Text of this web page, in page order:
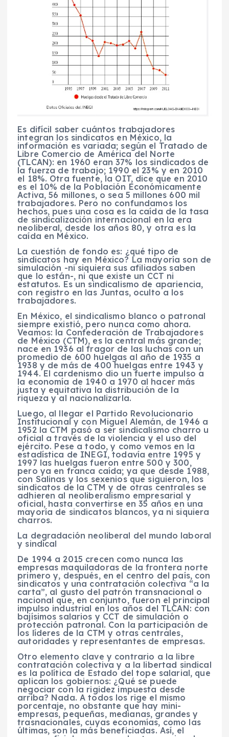
Es difícil saber cuántos trabajadores
integran los sindicatos en México, la
información es variada; según el Tratado de
Libre Comercio de América del Norte
(TLCAN): en 1960 eran 37% los sindicados de
la fuerza de trabajo; 1990 el 23% y en 2010
el 18%. Otra fuente, la OIT, dice que en 2010
es el 10% de la Población Económicamente
Activa, 56 millones, o sea 5 millones 600 mil
trabajadores. Pero no confundamos los
hechos, pues una cosa es la caída de la tasa
de sindicalización internacional en la era
neoliberal, desde los años 80, y otra es la
caída en México.
La cuestión de fondo es: ¿qué tipo de
sindicatos hay en México? La mayoría son de
simulación -ni siquiera sus afiliados saben
que lo están-, ni que existe un CCT ni
estatutos. Es un sindicalismo de apariencia,
con registro en las Juntas, oculto a los
trabajadores.
En México, el sindicalismo blanco o patronal
siempre existió, pero nunca como ahora.
Veamos: la Confederación de Trabajadores
de México (CTM), es la central más grande;
nace en 1936 al fragor de las luchas con un
promedio de 600 huelgas al año de 1935 a
1938 y de más de 400 huelgas entre 1943 y
1944. El cardenismo dio un fuerte impulso a
la economía de 1940 a 1970 al hacer más
justa y equitativa la distribución de la
riqueza y al nacionalizarla.
Luego, al llegar el Partido Revolucionario
Institucional y con Miguel Alemán, de 1946 a
1952 la CTM pasó a ser sindicalismo charro u
oficial a través de la violencia y el uso del
ejército. Pese a todo, y como vemos en la
estadística de INEGI, todavía entre 1995 y
1997 las huelgas fueron entre 500 y 300,
pero ya en franca caída; ya que desde 1988,
con Salinas y los sexenios que siguieron, los
sindicatos de la CTM y de otras centrales se
adhieren al neoliberalismo empresarial y
oficial, hasta convertirse en 35 años en una
mayoría de sindicatos blancos, ya ni siquiera
charros.
La degradación neoliberal del mundo laboral
y sindical
De 1994 a 2015 crecen como nunca las
empresas maquiladoras de la frontera norte
primero y, después, en el centro del país, con
sindicatos y una contratación colectiva “a la
carta”, al gusto del patrón transnacional o
nacional que, en conjunto, fueron el principal
impulso industrial en los años del TLCAN: con
bajísimos salarios y CCT de simulación o
protección patronal. Con la participación de
los líderes de la CTM y otras centrales,
autoridades y representantes de empresas.
Otro elemento clave y contrario a la libre
contratación colectiva y a la libertad sindical
es la política de Estado del tope salarial, que
aplican los gobiernos: ¿Qué se puede
negociar con la rigidez impuesta desde
arriba? Nada. A todos los rige el mismo
porcentaje, no obstante que hay mini-
empresas, pequeñas, medianas, grandes y
trasnacionales, cuyas economías, como las
últimas, son la más beneficiadas. Así, el